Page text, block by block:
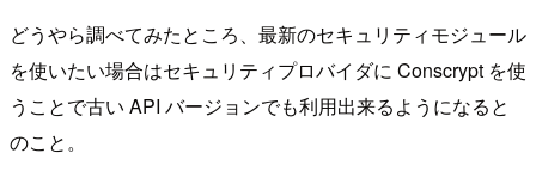
どうやら調べてみたところ、最新のセキュリティモジュール
を使いたい場合はセキュリティプロバイダに Conscrypt を使
うことで古い API バージョンでも利用出来るようになると
のこと。